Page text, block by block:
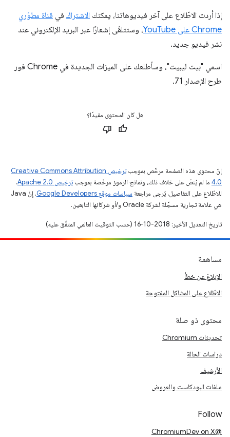
إذا أردت الاطّلاع على آخر فيديوهاتنا، يمكنك الاشتراك في قناة مطوّري
Chrome على YouTube
، وستتلقّى إشعارًا عبر البريد الإلكتروني عند
نشر فيديو جديد.
اسمي "بيت ليبيت"، وسأطلعك على الميزات الجديدة في Chrome فور
طرح الإصدار 71.
هل كان المحتوى مفيدًا؟
إنّ محتوى هذه الصفحة مرخّص بموجب
ترخيص Creative Commons Attribution
4.0‏ ما لم يُنصّ على خلاف ذلك، ونماذج الرموز مرخّصة بموجبترخيص Apache 2.0‏
.
للاطّلاع على التفاصيل، يُرجى مراجعة سياسات موقع Google Developers‏
. إنّ Java
هي علامة تجارية مسجَّلة لشركة Oracle و/أو شركائها التابعين.
تاريخ التعديل الأخير: 2018-10-16 (حسب التوقيت العالمي المتفَّق عليه)
مساهمة
الإبلاغ عن خطأ
الاطّلاع على المشاكل المفتوحة
محتوى ذو صلة
تحديثات Chromium
دراسات الحالة
الأرشيف
ملفات البودكاست والعروض
Follow
@ChromiumDev on X